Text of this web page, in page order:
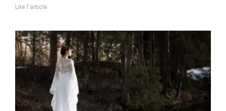
Lire l'article